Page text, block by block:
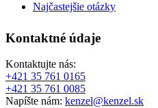
Najčastejšie otázky
Kontaktné údaje
Kontaktujte nás:
+421 35 761 0165
+421 35 761 0085
Napíšte nám: kenzel@kenzel.sk